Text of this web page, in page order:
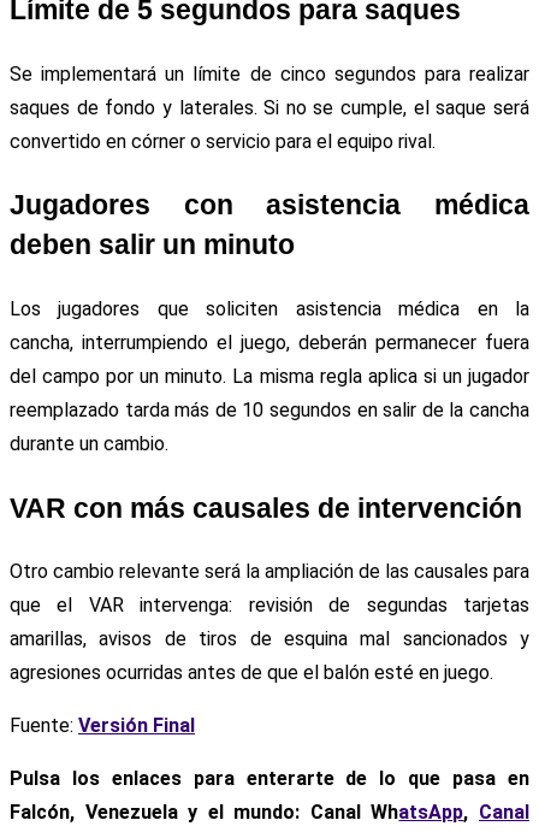
Límite de 5 segundos para saques
Se implementará un límite de cinco segundos para realizar
saques de fondo y laterales. Si no se cumple, el saque será
convertido en córner o servicio para el equipo rival.
Jugadores con asistencia médica
deben salir un minuto
Los jugadores que soliciten asistencia médica en la
cancha, interrumpiendo el juego, deberán permanecer fuera
del campo por un minuto. La misma regla aplica si un jugador
reemplazado tarda más de 10 segundos en salir de la cancha
durante un cambio.
VAR con más causales de intervención
Otro cambio relevante será la ampliación de las causales para
que el VAR intervenga: revisión de segundas tarjetas
amarillas, avisos de tiros de esquina mal sancionados y
agresiones ocurridas antes de que el balón esté en juego.
Fuente: Versión Final
Pulsa los enlaces para enterarte de lo que pasa en
Falcón, Venezuela y el mundo: Canal WhatsApp, Canal